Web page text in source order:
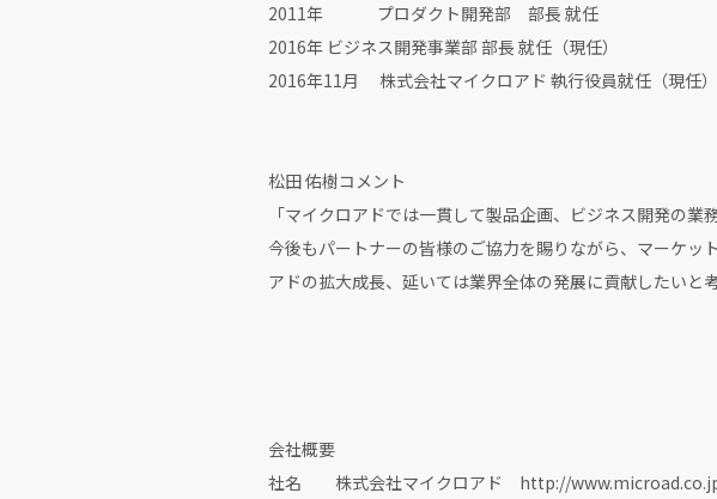
2011年 プロダクト開発部 部長 就任
2016年 ビジネス開発事業部 部長 就任（現任）
2016年11月 株式会社マイクロアド 執行役員就任（現任）
松田 佑樹コメント
「マイクロアドでは一貫して製品企画、ビジネス開発の業
今後もパートナーの皆様のご協力を賜りながら、マーケ
アドの拡大成長、延いては業界全体の発展に貢献したいと
会社概要
社名 株式会社マイクロアド http://